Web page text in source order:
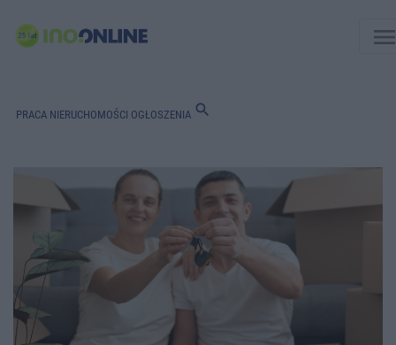
PRACA NIERUCHOMOŚCI OGŁOSZENIA search